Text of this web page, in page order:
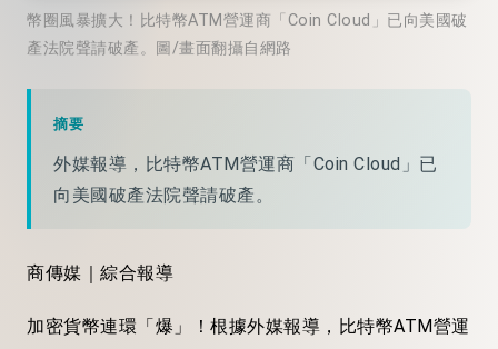
幣圈風暴擴大！比特幣ATM營運商「Coin Cloud」已向美國破
產法院聲請破產。圖/畫面翻攝自網路
摘要
外媒報導，比特幣ATM營運商「Coin Cloud」已
向美國破產法院聲請破產。
商傳媒｜綜合報導
加密貨幣連環「爆」！根據外媒報導，比特幣ATM營運